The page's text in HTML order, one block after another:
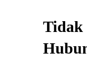
Tidak